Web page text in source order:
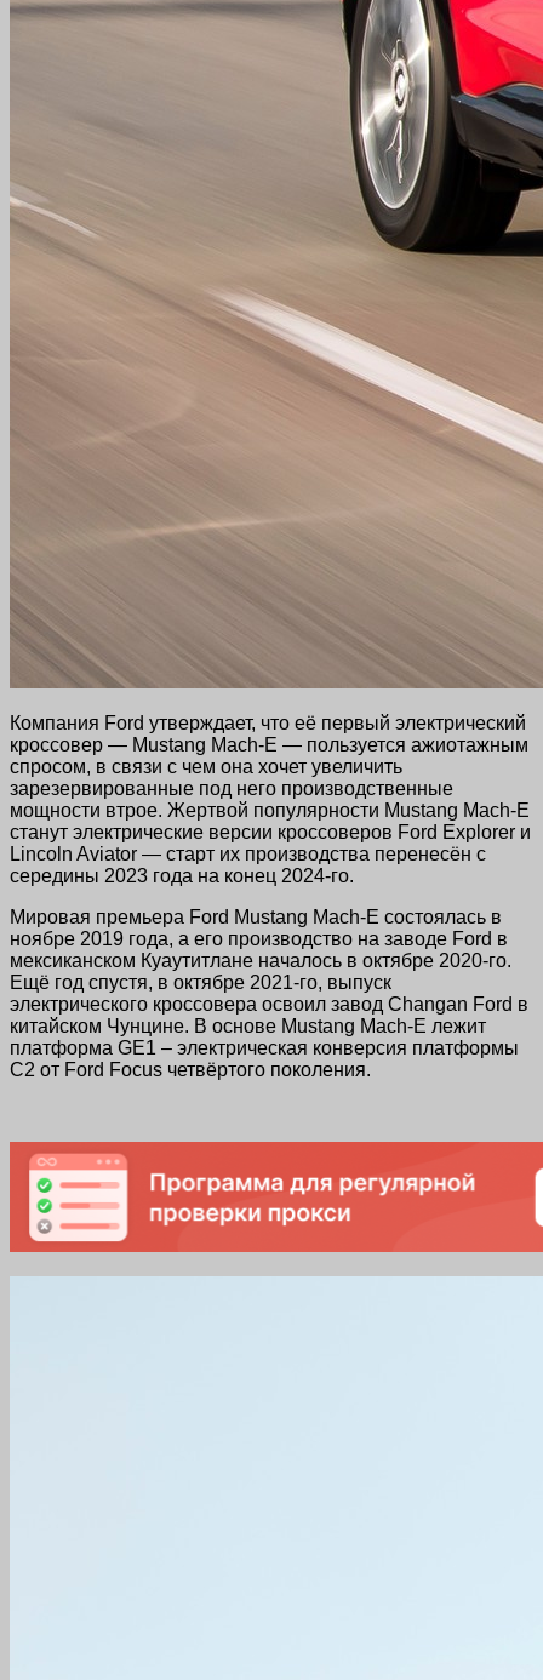
Компания Ford утверждает, что её первый электрический
кроссовер — Mustang Mach-E — пользуется ажиотажным
спросом, в связи с чем она хочет увеличить
зарезервированные под него производственные
мощности втрое. Жертвой популярности Mustang Mach-E
станут электрические версии кроссоверов Ford Explorer и
Lincoln Aviator — старт их производства перенесён с
середины 2023 года на конец 2024-го.
Мировая премьера Ford Mustang Mach-E состоялась в
ноябре 2019 года, а его производство на заводе Ford в
мексиканском Куаутитлане началось в октябре 2020-го.
Ещё год спустя, в октябре 2021-го, выпуск
электрического кроссовера освоил завод Changan Ford в
китайском Чунцине. В основе Mustang Mach-E лежит
платформа GE1 – электрическая конверсия платформы
C2 от Ford Focus четвёртого поколения.